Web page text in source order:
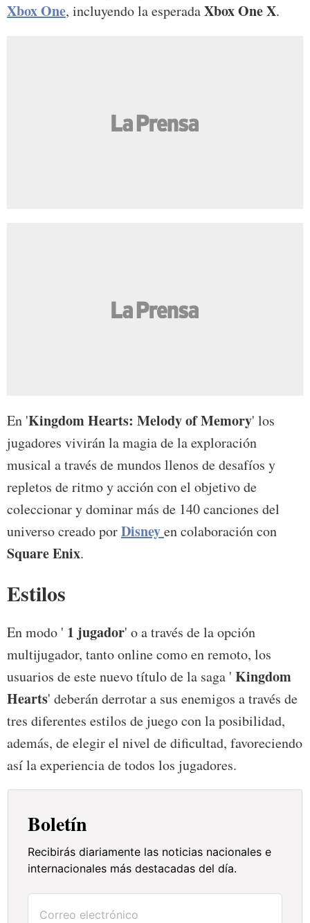
Xbox One, incluyendo la esperadaXbox One X.
En 'Kingdom Hearts: Melody of Memory' los
jugadores vivirán la magia de la exploración
musical a través de mundos llenos de desafíos y
repletos de ritmo y acción con el objetivo de
coleccionar y dominar más de 140 canciones del
universo creado porDisneyen colaboración con
Square Enix.
Estilos
En modo ' 1 jugador' o a través de la opción
multijugador, tanto online como en remoto, los
usuarios de este nuevo título de la saga ' Kingdom
Hearts' deberán derrotar a sus enemigos a través de
tres diferentes estilos de juego con la posibilidad,
además, de elegir el nivel de dificultad, favoreciendo
así la experiencia de todos los jugadores.
Boletín
Recibirás diariamente las noticias nacionales e
internacionales más destacadas del día.